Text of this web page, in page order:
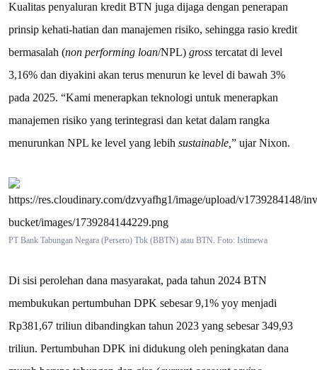
Kualitas penyaluran kredit BTN juga dijaga dengan penerapan
prinsip kehati-hatian dan manajemen risiko, sehingga rasio kredit
bermasalah (non performing loan/NPL) gross tercatat di level
3,16% dan diyakini akan terus menurun ke level di bawah 3%
pada 2025. “Kami menerapkan teknologi untuk menerapkan
manajemen risiko yang terintegrasi dan ketat dalam rangka
menurunkan NPL ke level yang lebih sustainable, ” ujar Nixon.
PT Bank Tabungan Negara (Persero) Tbk (BBTN) atau BTN. Foto: Istimewa
Di sisi perolehan dana masyarakat, pada tahun 2024 BTN
membukukan pertumbuhan DPK sebesar 9,1% yoy menjadi
Rp381,67 triliun dibandingkan tahun 2023 yang sebesar 349,93
triliun. Pertumbuhan DPK ini didukung oleh peningkatan dana